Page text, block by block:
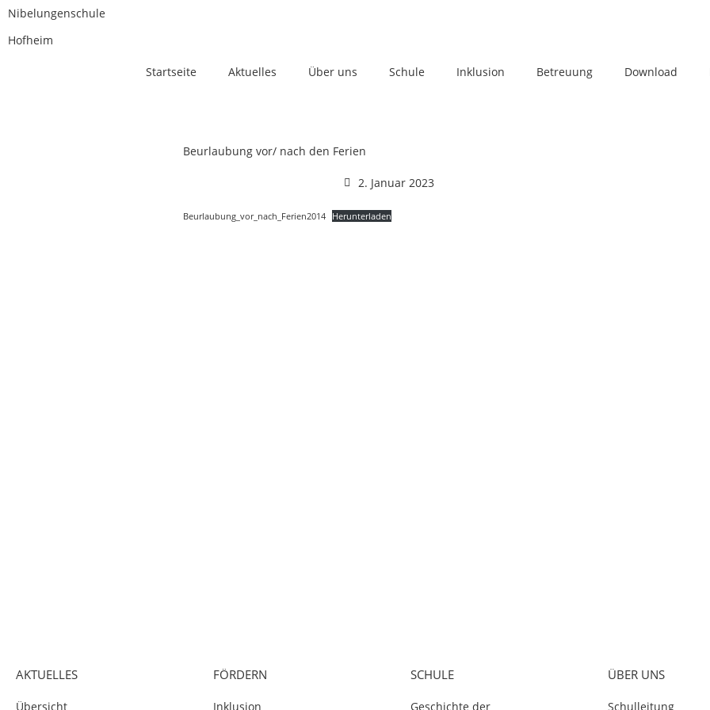
Nibelungenschule
Hofheim
Startseite Aktuelles Über uns Schule Inklusion Betreuung Download
Beurlaubung vor/ nach den Ferien
2. Januar 2023
Beurlaubung_vor_nach_Ferien2014 Herunterladen
AKTUELLES FÖRDERN SCHULE ÜBER UNS
Übersicht Inklusion Geschichte der Schulleitung